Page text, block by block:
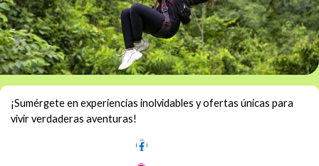
¡Sumérgete en experiencias inolvidables y ofertas únicas para
vivir verdaderas aventuras!